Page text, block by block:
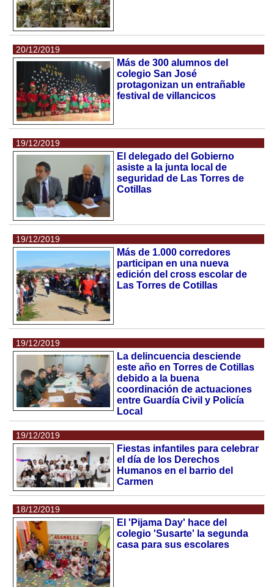
20/12/2019
Más de 300 alumnos del
colegio San José
protagonizan un entrañable
festival de villancicos
19/12/2019
El delegado del Gobierno
asiste a la junta local de
seguridad de Las Torres de
Cotillas
19/12/2019
Más de 1.000 corredores
participan en una nueva
edición del cross escolar de
Las Torres de Cotillas
19/12/2019
La delincuencia desciende
este año en Torres de Cotillas
debido a la buena
coordinación de actuaciones
entre Guardía Civil y Policía
Local
19/12/2019
Fiestas infantiles para celebrar
el día de los Derechos
Humanos en el barrio del
Carmen
18/12/2019
El 'Pijama Day' hace del
colegio 'Susarte' la segunda
casa para sus escolares